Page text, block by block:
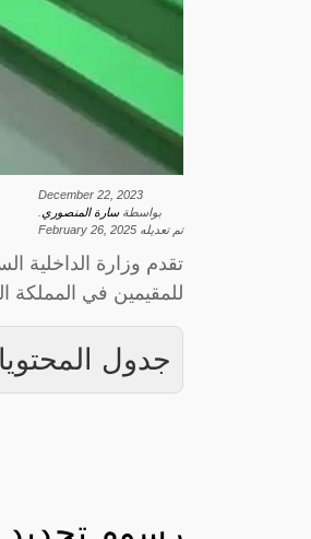
December 22, 2023
بواسطةسارة المنصوري
تم تعديله February 26, 2025
تقدم وزارة الداخلية
للمقيمين في المملكة
جدول